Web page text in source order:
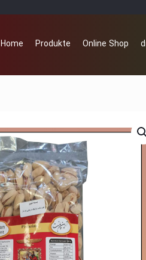
Home Produkte Online Shop